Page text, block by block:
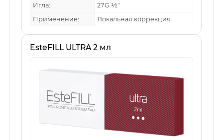
Игла:
27G ½″
Применение:
Локальная коррекция
EsteFILL ULTRA 2 мл